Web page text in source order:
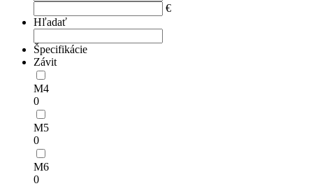
€
Hľadať
Špecifikácie
Závit
M4
0
M5
0
M6
0